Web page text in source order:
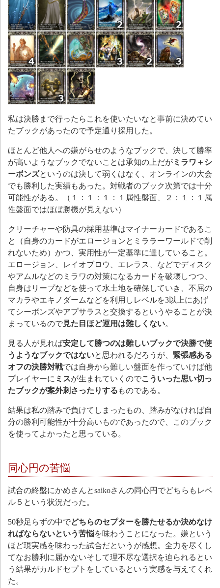
私は決勝まで行ったらこれを使いたいなと事前に決めてい
たブックがあったので予定通り採用した。
ほとんど他人への嫌がらせのようなブックで、決して勝率
が高いようなブックでないことは承知の上だがミラワ＋シ
ーボンズというのは決して弱くはなく、オンラインの大会
でも勝利した実績もあった。対戦者のブック次第では十分
可能性がある。（１：１：１：１属性盤面、２：１：１属
性盤面ではほぼ勝機が見えない）
クリーチャーや防具の採用基準はマイナーカードであるこ
と（自身のカードがエロージョンとミララーワールドで削
れないため）かつ、実用性が一定基準に達していること。
エロージョン、レイオブロウ、エレラス、などでディスク
やアムルなどのミラワの対策になるカードを破壊しつつ、
自身はリープなどを使って水土地を確保していき、不屈の
マカラやエキノダームなどを利用しレベルを3以上にあげ
てシーボンズやアプサラスと交換するというやることが決
まっているので見た目ほど運用は難しくない。
見る人が見れば安定して勝つのは難しいブックで決勝で使
うようなブックではないと思われるだろうが、 緊張感ある
オフの決勝対戦では自身から難しい盤面を作っていけば他
プレイヤーに ミスが生まれていくのでこういった思い切っ
たブックが案外刺さったりする ものである。
結果は私の踏みで負けてしまったもの、踏みがなければ自
分の勝利可能性が十分高いものであったので、このブック
を使ってよかったと思っている。
同心円の苦悩
試合の終盤にかめさんとsaikoさんの同心円でどちらもレベ
ル５という状況だった。
50秒足らずの中でどちらのセプターを勝たせるか決めなけ
ればならないという苦悩を味わうことになった。嫌という
ほど現実感を味わった試合だというが感想。全力を尽くし
てなお勝利に届かないそして理不尽な選択を迫られるとい
う結果がカルドセプトをしているという実感を与えてくれ
た。